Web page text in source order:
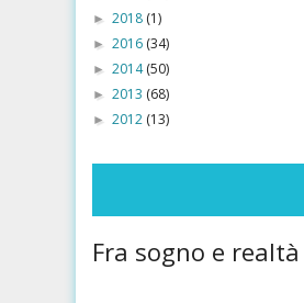
► 2018 (1)
► 2016 (34)
► 2014(50)
► 2013 (68)
► 2012 (13)
Fra sogno e realtà